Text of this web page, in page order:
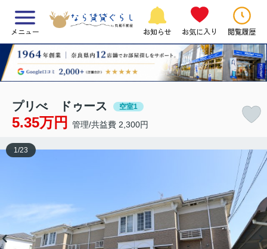
メニュー お知らせ お気に入り 閲覧履歴
プリべ ドゥース 空室1
5.35万円 管理/共益費 2,300円
1/23